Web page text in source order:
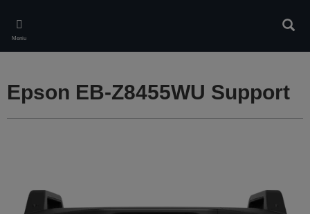
main
content
Meniu
Epson EB-Z8455WU Support